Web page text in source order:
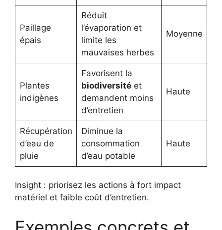
Paillage
épais
Réduit
l’évaporation et
limite les
mauvaises herbes
Moyenne
Plantes
indigènes
Favorisent la
biodiversitéet
demandent moins
d’entretien
Haute
Récupération
d’eau de
pluie
Diminue la
consommation
d’eau potable
Haute
Insight : priorisez les actions à fort impact
matériel et faible coût d’entretien.